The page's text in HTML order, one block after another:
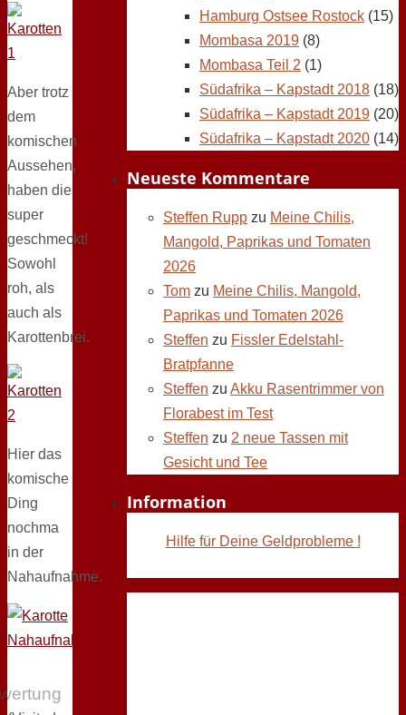
Aber trotz
dem
komischen
Aussehen,
haben die
super
geschmeckt!
Sowohl
roh, als
auch als
Karottenbrei.
Hier das
komische
Ding
nochma
in der
Nahaufnahme.
Hamburg Ostsee Rostock (15)
Mombasa 2019 (8)
Mombasa Teil 2 (1)
Südafrika – Kapstadt 2018 (18)
Südafrika – Kapstadt 2019 (20)
Südafrika – Kapstadt 2020 (14)
Neueste Kommentare
Steffen Rupp zu Meine Chilis,
Mangold, Paprikas und Tomaten
2026
Tom zu Meine Chilis, Mangold,
Paprikas und Tomaten 2026
Steffen zu Fissler Edelstahl-
Bratpfanne
Steffen zu Akku Rasentrimmer von
Florabest im Test
Steffen zu 2 neue Tassen mit
Gesicht und Tee
Information
Hilfe für Deine Geldprobleme !